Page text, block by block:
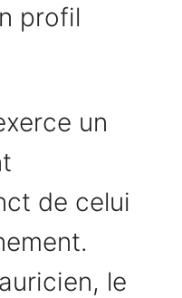
profil
un
de celui
le